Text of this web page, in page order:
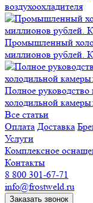
воздухоохладителя
Промышленный
миллионов рублей.
Полное
холодильной
Все статьи
Оплата Доставка
Услуги
Комплексное
Контакты
8 800 301-67-71
info@frostweld.ru
Заказать звонок